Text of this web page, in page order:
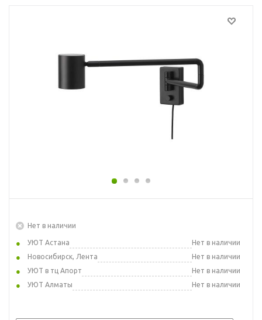
Нет в наличии
УЮТ Астана
Нет в наличии
Новосибирск, Лента
Нет в наличии
УЮТ в тц Апорт
Нет в наличии
УЮТ Алматы
Нет в наличии